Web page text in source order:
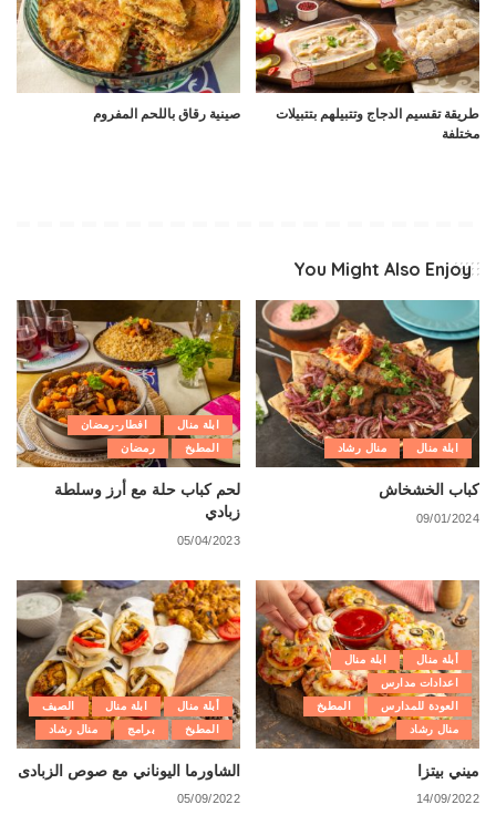
طريقة تقسيم الدجاج وتتبيلهم بتتبيلات
مختلفة
صينية رقاق باللحم المفروم
You Might Also Enjoy
ابلة منال منال رشاد
كباب الخشخاش
09/01/2024
ابلة منال
افطار-رمضان
المطبخ
رمضان
لحم كباب حلة مع أرز وسلطة
زبادي
05/04/2023
أبلة منال
ابلة منال
اعدادات مدارس
العودة للمدارس
المطبخ
منال رشاد
ميني بيتزا
14/09/2022
أبلة منال ابلة منال
الصيف
المطبخ
برامج منال رشاد
الشاورما اليوناني مع صوص الزبادى
05/09/2022